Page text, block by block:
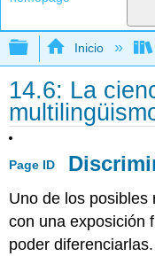
Expandir/
Inicio
14.6: La
Page ID
Uno de los posibles
con una exposición
poder